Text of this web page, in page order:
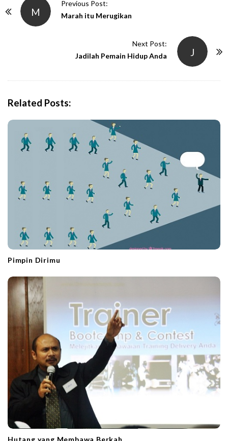
M
Previous Post:
Marah itu Merugikan
J
Next Post:
Jadilah Pemain Hidup Anda
Related Posts:
Pimpin Dirimu